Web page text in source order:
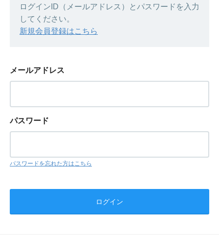
ログインID（メールアドレス）とパスワードを入力
してください。
新規会員登録はこちら
メールアドレス
パスワード
パスワードを忘れた方はこちら